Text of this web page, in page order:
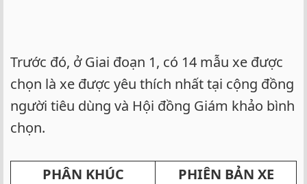
Trước đó, ở Giai đoạn 1, có 14 mẫu xe được
chọn là xe được yêu thích nhất tại cộng đồng
người tiêu dùng và Hội đồng Giám khảo bình
chọn.
PHÂN KHÚC
PHIÊN BẢN XE